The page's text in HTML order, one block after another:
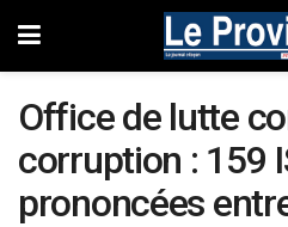
Office de lutte
corruption : 159
prononcées